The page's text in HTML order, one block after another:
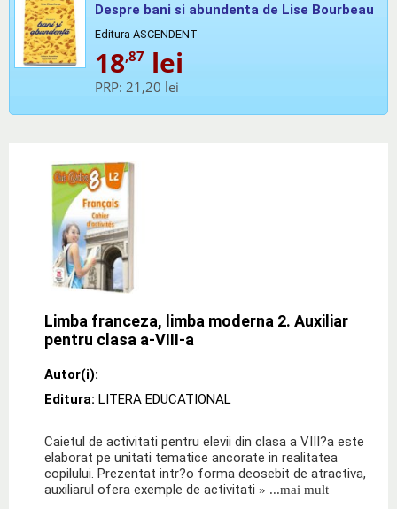
Despre bani si abundenta de Lise Bourbeau
Editura ASCENDENT
18,87 lei
PRP: 21,20 lei
Limba franceza, limba moderna 2. Auxiliar
pentru clasa a-VIII-a
Autor(i):
Editura: LITERA EDUCATIONAL
Caietul de activitati pentru elevii din clasa a VIII?a este
elaborat pe unitati tematice ancorate in realitatea
copilului. Prezentat intr?o forma deosebit de atractiva,
auxiliarul ofera exemple de activitati » ...mai mult